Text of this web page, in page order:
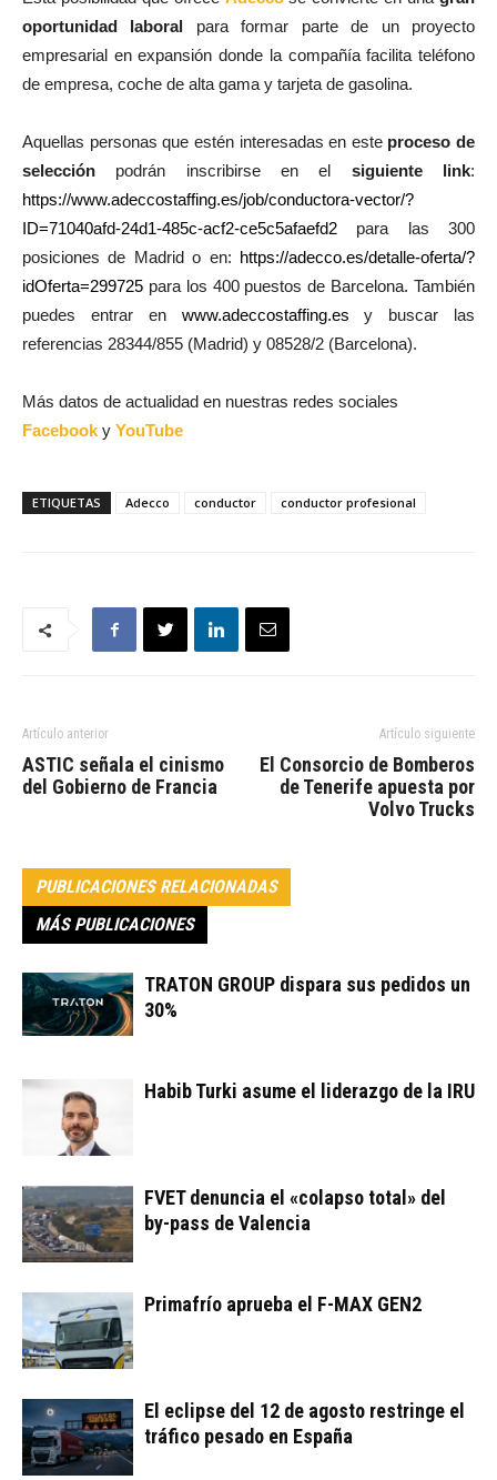
oportunidad laboral para formar parte de un proyecto
empresarial en expansión donde la compañía facilita teléfono
de empresa, coche de alta gama y tarjeta de gasolina.
Aquellas personas que estén interesadas en este proceso de
selección podrán inscribirse en el siguiente link:
https://www.adeccostaffing.es/job/conductora-vector/?
ID=71040afd-24d1-485c-acf2-ce5c5afaefd2 para las 300
posiciones de Madrid o en: https://adecco.es/detalle-oferta/?
idOferta=299725 para los 400 puestos de Barcelona. También
puedes entrar en www.adeccostaffing.es y buscar las
referencias 28344/855 (Madrid) y 08528/2 (Barcelona).
Más datos de actualidad en nuestras redes sociales
Facebook y YouTube
ETIQUETAS Adecco conductor conductor profesional
Artículo anterior
ASTIC señala el cinismo
del Gobierno de Francia
Artículo siguiente
El Consorcio de Bomberos
de Tenerife apuesta por
Volvo Trucks
PUBLICACIONES RELACIONADAS
MÁS PUBLICACIONES
TRATON GROUP dispara sus pedidos un
30%
Habib Turki asume el liderazgo de la IRU
FVET denuncia el «colapso total» del
by-pass de Valencia
Primafrío aprueba el F-MAX GEN2
El eclipse del 12 de agosto restringe el
tráfico pesado en España